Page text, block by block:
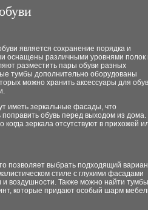
является сохранение порядка и
оснащены различными уровнями полок
разместить пары обуви разных
тумбы дополнительно оборудованы
можно хранить аксессуары для
иметь зеркальные фасады, что
обувь перед выходом из дома.
когда зеркала отсутствуют в прихожей
позволяет выбрать подходящий
стиле с глухими фасадами
и воздушности. Также можно найти
которые придают особый шарм